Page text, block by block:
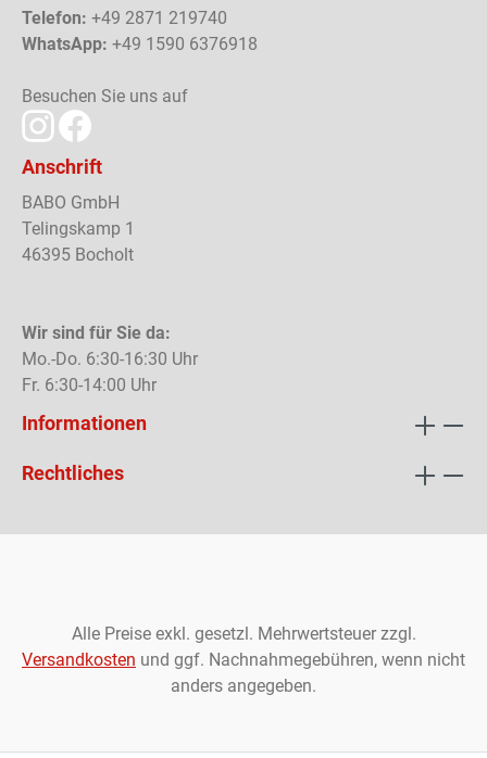
Telefon: +49 2871 219740
WhatsApp: +49 1590 6376918
Besuchen Sie uns auf
Anschrift
BABO GmbH
Telingskamp 1
46395 Bocholt
Wir sind für Sie da:
Mo.-Do. 6:30-16:30 Uhr
Fr. 6:30-14:00 Uhr
Informationen
Rechtliches
Alle Preise exkl. gesetzl. Mehrwertsteuer zzgl.
Versandkosten und ggf. Nachnahmegebühren, wenn nicht
anders angegeben.